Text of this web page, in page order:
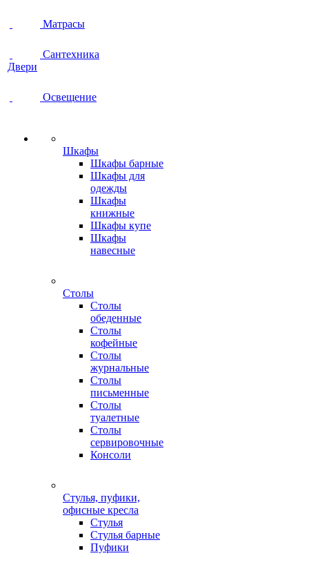
Матрасы
Сантехника
Двери
Освещение
Шкафы
Шкафы барные
Шкафы для
одежды
Шкафы
книжные
Шкафы купе
Шкафы
навесные
Столы
Столы
обеденные
Столы
кофейные
Столы
журнальные
Столы
письменные
Столы
туалетные
Столы
сервировочные
Консоли
Стулья, пуфики,
офисные кресла
Стулья
Стулья барные
Пуфики